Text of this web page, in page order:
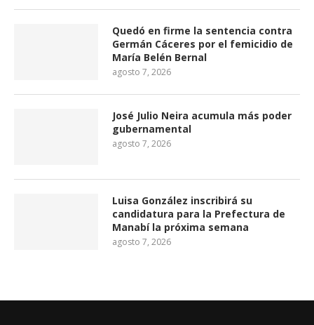
Quedó en firme la sentencia contra
Germán Cáceres por el femicidio de
María Belén Bernal
agosto 7, 2026
José Julio Neira acumula más poder
gubernamental
agosto 7, 2026
Luisa González inscribirá su
candidatura para la Prefectura de
Manabí la próxima semana
agosto 7, 2026